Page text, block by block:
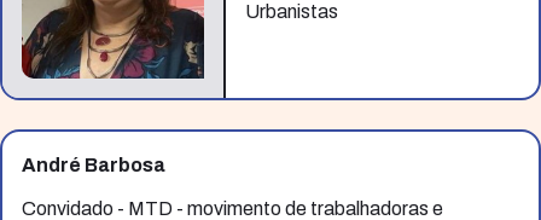
Urbanistas
André Barbosa
Convidado - MTD - movimento de trabalhadoras e